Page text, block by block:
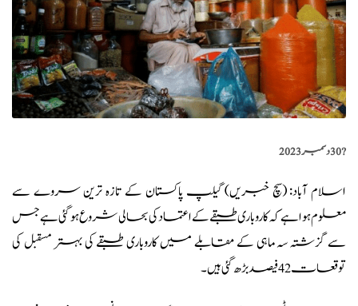
?️30 دسمبر 2023
اسلام آباد: (سچ خبریں) گیلپ پاکستان کے تازہ ترین سروے سے
معلوم ہوا ہے کہ کاروباری طبقے کے اعتماد کی بحالی شروع ہوگئی ہے جس
سے گزشتہ سہ ماہی کے مقابلے میں کاروباری طبقے کی بہتر مسقبل کی
توقعات 42 فیصد بڑھ گئی ہیں۔